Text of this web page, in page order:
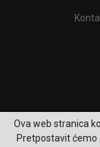
Ova web stranica
Pretpostavit ćemo